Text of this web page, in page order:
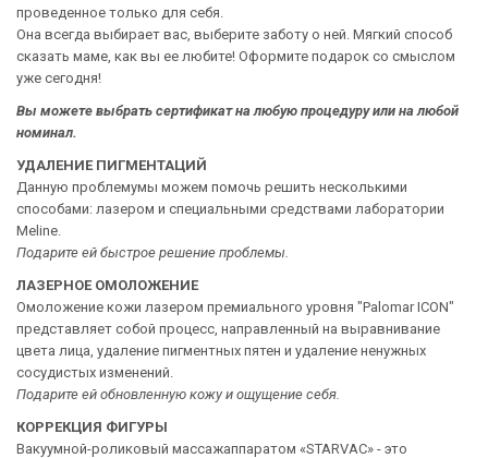
проведенное только для себя.
Она всегда выбирает вас, выберите заботу о ней. Мягкий способ
сказать маме, как вы ее любите! Оформите подарок со смыслом
уже сегодня!️
Вы можете выбрать сертификат на любую процедуру или на любой
номинал.
УДАЛЕНИЕ ПИГМЕНТАЦИЙ
Данную проблемумы можем помочь решить несколькими
способами: лазером и специальными средствами лаборатории
Meline.
Подарите ей быстрое решение проблемы.
ЛАЗЕРНОЕ ОМОЛОЖЕНИЕ
Омоложение кожи лазером премиального уровня "Palomar ICON"
представляет собой процесс, направленный на выравнивание
цвета лица, удаление пигментных пятен и удаление ненужных
сосудистых изменений.
Подарите ей обновленную кожу и ощущение себя.
КОРРЕКЦИЯ ФИГУРЫ
Вакуумной-роликовый массажаппаратом «STARVAC» - это